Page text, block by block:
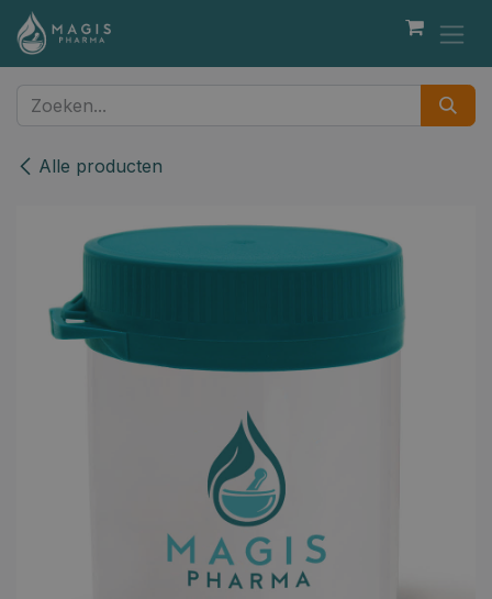
Overslaan naar inhoud
Alle producten